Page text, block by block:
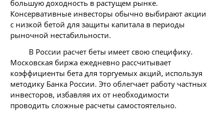
большую доходность в растущем рынке.
Консервативные инвесторы обычно выбирают акции
с низкой бетой для защиты капитала в периоды
рыночной нестабильности.
В России расчет беты имеет свою специфику.
Московская биржа ежедневно рассчитывает
коэффициенты бета для торгуемых акций, используя
методику Банка России. Это облегчает работу частных
инвесторов, избавляя их от необходимости
проводить сложные расчеты самостоятельно.